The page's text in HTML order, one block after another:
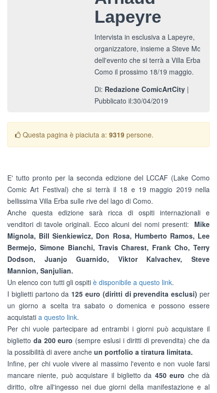
Lapeyre
Intervista in esclusiva a Lapeyre,
organizzatore, insieme a Steve Morger,
dell'evento che si terrà a Villa Erba a
Como il prossimo 18/19 maggio.
Di: Redazione ComicArtCity |
Pubblicato il:30/04/2019
Questa pagina è piaciuta a: 9319 persone.
E' tutto pronto per la seconda edizione del LCCAF (Lake Como
Comic Art Festival) che si terrà il 18 e 19 maggio 2019 nella
bellissima Villa Erba sulle rive del lago di Como.
Anche questa edizione sarà ricca di ospiti internazionali e
venditori di tavole originali. Ecco alcuni dei nomi presenti: Mike
Mignola, Bill Sienkiewicz, Don Rosa, Humberto Ramos, Lee
Bermejo, Simone Bianchi, Travis Charest, Frank Cho, Terry
Dodson, Juanjo Guarnido, Viktor Kalvachev, Steve
Mannion, Sanjulian.
Un elenco con tutti gli ospiti è disponibile a questo link.
I biglietti partono da 125 euro (diritti di prevendita esclusi) per
un giorno a scelta tra sabato o domenica e possono essere
acquistati a questo link.
Per chi vuole partecipare ad entrambi i giorni può acquistare il
biglietto da 200 euro (sempre eslusi i diritti di prevendita) che da
la possibilità di avere anche un portfolio a tiratura limitata.
Infine, per chi vuole vivere al massimo l'evento e non vuole farsi
mancare niente, può acquistare il biglietto da 450 euro che dà
diritto, oltre all'ingesso nei due giorni della manifestazione e al